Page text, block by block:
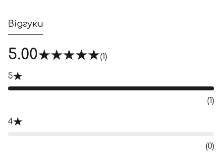
Відгуки
5.00 (1)
5
(1)
4
(0)